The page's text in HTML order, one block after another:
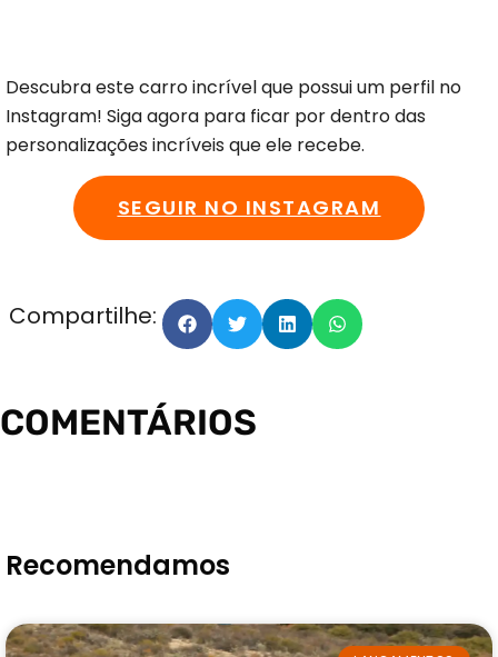
Descubra este carro incrível que possui um perfil no
Instagram! Siga agora para ficar por dentro das
personalizações incríveis que ele recebe.
SEGUIR NO INSTAGRAM
Compartilhe:
COMENTÁRIOS
Recomendamos